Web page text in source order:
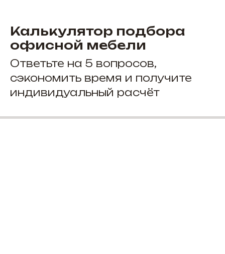
Калькулятор подбора
офисной мебели
Ответьте на 5 вопросов,
сэкономить время и получите
индивидуальный расчёт